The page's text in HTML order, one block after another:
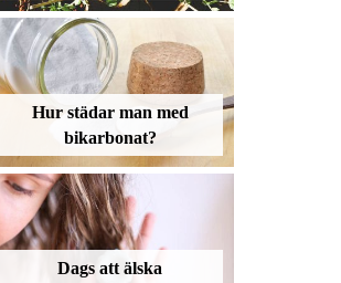
Hur städar man med
bikarbonat?
Dags att älska